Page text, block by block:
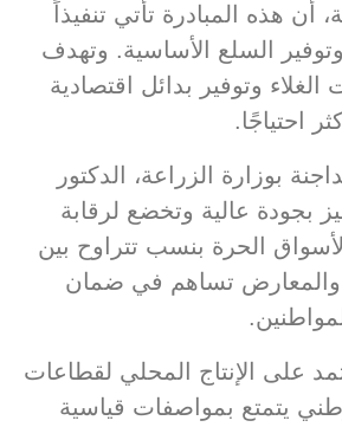
أن هذه المبادرة تأتي تنفيذاً
السلع الأساسية. وتهدف
وتوفير بدائل اقتصادية
احتياجًا.
بوزارة الزراعة، الدكتور
بجودة عالية وتخضع لرقابة
الحرة بنسب تتراوح بين
والمعارض تساهم في ضمان
على الإنتاج المحلي لقطاعات
يتمتع بمواصفات قياسية